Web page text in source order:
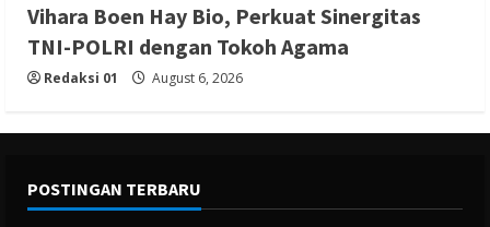
Vihara Boen Hay Bio, Perkuat Sinergitas
TNI-POLRI dengan Tokoh Agama
Redaksi 01 August 6, 2026
POSTINGAN TERBARU